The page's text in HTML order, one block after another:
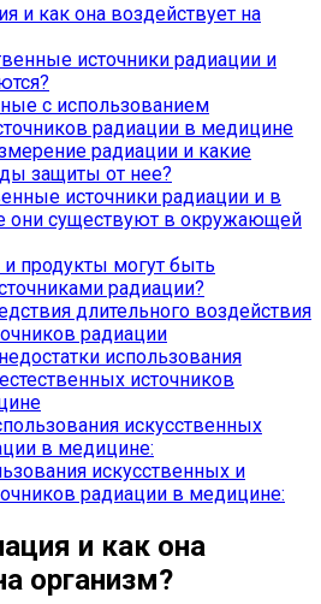
и как она воздействует на
источники радиации и
с использованием
радиации в медицине
радиации и какие
защиты от нее?
источники радиации и в
они существуют в окружающей
продукты могут быть
радиации?
длительного воздействия
радиации
использования
источников
искусственных
в медицине:
искусственных и
радиации в медицине:
и как она
организм?